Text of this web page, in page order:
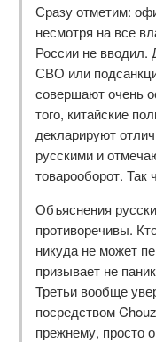
Сразу отметим:
несмотря на все
России не вводил.
СВО или
совершают очень
того, китайские
декларируют
русскими и
товарооборот. Так
Объяснения
противоречивы.
никуда не может
призывает не
Третьи вообще
посредством
прежнему, просто